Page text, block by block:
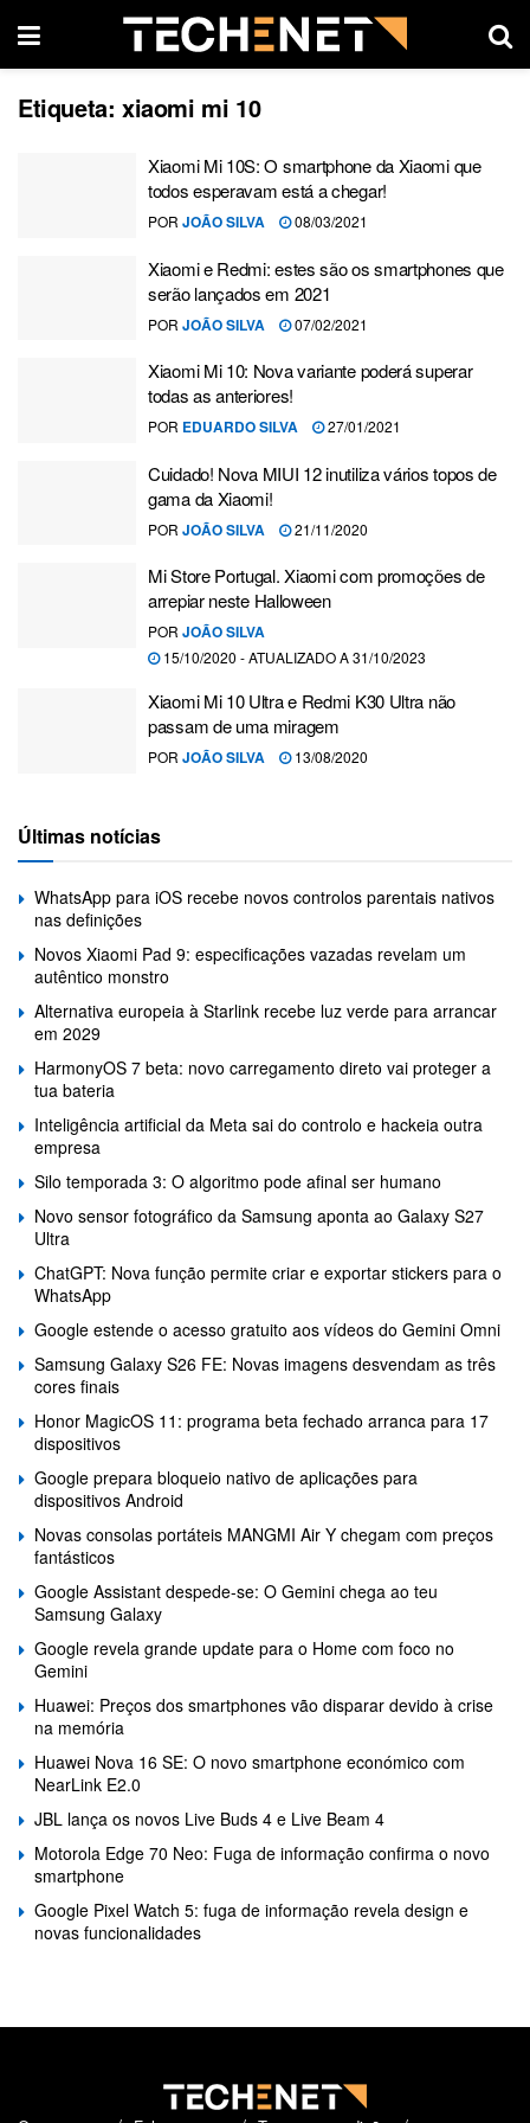
Etiqueta: xiaomi mi 10
Xiaomi Mi 10S: O smartphone da Xiaomi que
todos esperavam está a chegar!
POR JOÃO SILVA 08/03/2021
Xiaomi e Redmi: estes são os smartphones que
serão lançados em 2021
POR JOÃO SILVA 07/02/2021
Xiaomi Mi 10: Nova variante poderá superar
todas as anteriores!
POR EDUARDO SILVA 27/01/2021
Cuidado! Nova MIUI 12 inutiliza vários topos de
gama da Xiaomi!
POR JOÃO SILVA 21/11/2020
Mi Store Portugal. Xiaomi com promoções de
arrepiar neste Halloween
POR JOÃO SILVA
15/10/2020 - ATUALIZADO A 31/10/2023
Xiaomi Mi 10 Ultra e Redmi K30 Ultra não
passam de uma miragem
POR JOÃO SILVA 13/08/2020
Últimas notícias
WhatsApp para iOS recebe novos controlos parentais nativos
nas definições
Novos Xiaomi Pad 9: especificações vazadas revelam um
autêntico monstro
Alternativa europeia à Starlink recebe luz verde para arrancar
em 2029
HarmonyOS 7 beta: novo carregamento direto vai proteger a
tua bateria
Inteligência artificial da Meta sai do controlo e hackeia outra
empresa
Silo temporada 3: O algoritmo pode afinal ser humano
Novo sensor fotográfico da Samsung aponta ao Galaxy S27
Ultra
ChatGPT: Nova função permite criar e exportar stickers para o
WhatsApp
Google estende o acesso gratuito aos vídeos do Gemini Omni
Samsung Galaxy S26 FE: Novas imagens desvendam as três
cores finais
Honor MagicOS 11: programa beta fechado arranca para 17
dispositivos
Google prepara bloqueio nativo de aplicações para
dispositivos Android
Novas consolas portáteis MANGMI Air Y chegam com preços
fantásticos
Google Assistant despede-se: O Gemini chega ao teu
Samsung Galaxy
Google revela grande update para o Home com foco no
Gemini
Huawei: Preços dos smartphones vão disparar devido à crise
na memória
Huawei Nova 16 SE: O novo smartphone económico com
NearLink E2.0
JBL lança os novos Live Buds 4 e Live Beam 4
Motorola Edge 70 Neo: Fuga de informação confirma o novo
smartphone
Google Pixel Watch 5: fuga de informação revela design e
novas funcionalidades